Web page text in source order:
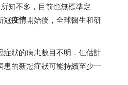
知不多，目前也無標準定
冠疫情開始後，全球醫生和研
症狀的病患數目不明，但估計
的新冠症狀可能持續至少一